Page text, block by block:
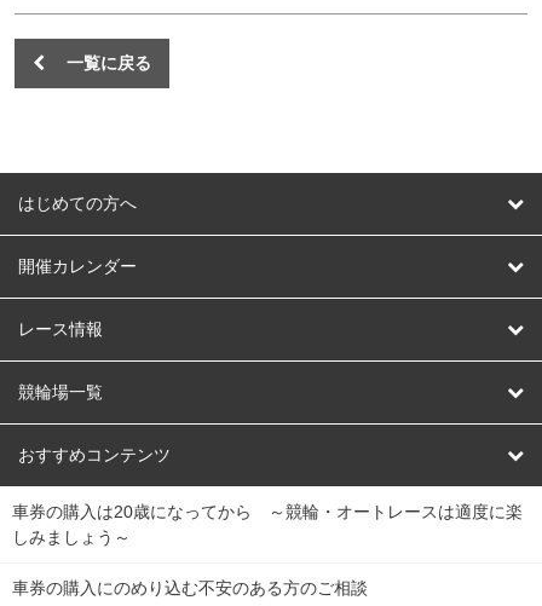
一覧に戻る
はじめての方へ
はじめての方へ
開催カレンダー
競輪
オートレース
競輪くじ
Dokanto!
チャリロトプラザ
レース情報
レース予想
レース結果
キャリーオーバー一覧
競輪場一覧
北日本 函館競輪場
関
東
弥彦競輪場 前橋競輪場 取手競輪場 宇都宮競輪場
おすすめコンテンツ
競輪選手情報
Perfecta Navi
車券の購入は20歳になってから ～競輪・オートレースは適度に楽
しみましょう～
車券の購入にのめり込む不安のある方のご相談